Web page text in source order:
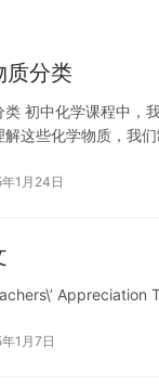
质分类
类 初中化学课程中，
解这些化学物质，我
1月24日
1月7日